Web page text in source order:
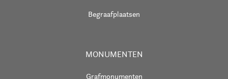
Begraafplaatsen
MONUMENTEN
Grafmonumenten